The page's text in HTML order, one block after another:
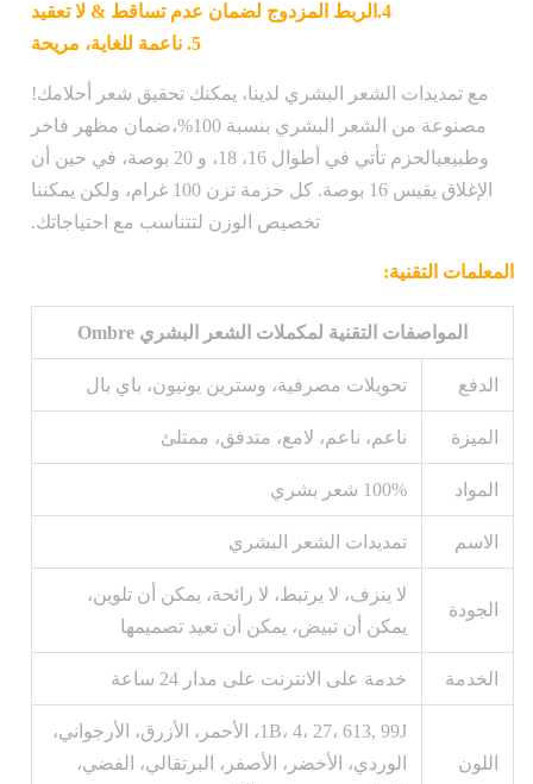
4.الربط المزدوج لضمان عدم تساقط & لا تعقيد
5. ناعمة للغاية، مريحة
مع تمديدات الشعر البشري لدينا، يمكنك تحقيق شعر أحلامك!
مصنوعة من الشعر البشري بنسبة 100%،ضمان مظهر فاخر
وطبيعيالحزم تأتي في أطوال 16، 18، و 20 بوصة، في حين أن
الإغلاق يقيس 16 بوصة. كل حزمة تزن 100 غرام، ولكن يمكننا
تخصيص الوزن لتتناسب مع احتياجاتك.
المعلمات التقنية:
المواصفات التقنية لمكملات الشعر البشري Ombre
الدفع تحويلات مصرفية، وسترين يونيون، باي بال
الميزة ناعم، ناعم، لامع، متدفق، ممتلئ
المواد 100% شعر بشري
الاسم تمديدات الشعر البشري
الجودة
لا ينزف، لا يرتبط، لا رائحة، يمكن أن تلوين،
يمكن أن تبيض، يمكن أن تعيد تصميمها
الخدمة خدمة على الانترنت على مدار 24 ساعة
اللون
1B، 4، 27، 613, 99J، الأحمر، الأزرق، الأرجواني،
الوردي، الأخضر، الأصفر، البرتقالي، الفضي،